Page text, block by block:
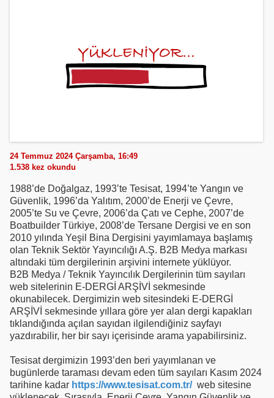
24 Temmuz 2024 Çarşamba, 16:49
1.538 kez okundu
1988’de Doğalgaz, 1993’te Tesisat, 1994’te Yangın ve
Güvenlik, 1996’da Yalıtım, 2000’de Enerji ve Çevre,
2005’te Su ve Çevre, 2006’da Çatı ve Cephe, 2007’de
Boatbuilder Türkiye, 2008’de Tersane Dergisi ve en son
2010 yılında Yeşil Bina Dergisini yayımlamaya başlamış
olan Teknik Sektör Yayıncılığı A.Ş. B2B Medya markası
altındaki tüm dergilerinin arşivini internete yüklüyor.
B2B Medya / Teknik Yayıncılık Dergilerinin tüm sayıları
web sitelerinin E-DERGİ ARŞİVİ sekmesinde
okunabilecek. Dergimizin web sitesindeki E-DERGİ
ARŞİVİ sekmesinde yıllara göre yer alan dergi kapakları
tıklandığında açılan sayıdan ilgilendiğiniz sayfayı
yazdırabilir, her bir sayı içerisinde arama yapabilirsiniz.
Tesisat dergimizin 1993’den beri yayımlanan ve
bugünlerde taraması devam eden tüm sayıları Kasım 2024
tarihine kadar https://www.tesisat.com.tr/web sitesine